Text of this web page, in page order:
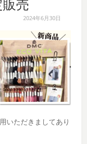
売
2024年6月30日
いただきましてあり